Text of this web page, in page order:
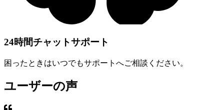
24時間チャットサポート
困ったときはいつでもサポートへご相談ください。
ユーザーの声